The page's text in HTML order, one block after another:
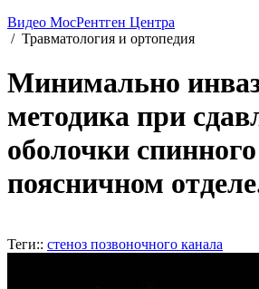
Видео МосРентген Центра
/ Травматология и ортопедия
Минимально
методика при
оболочки
поясничном
Теги:: стеноз позвоночного канала